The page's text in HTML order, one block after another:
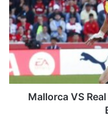
Mallorca VS